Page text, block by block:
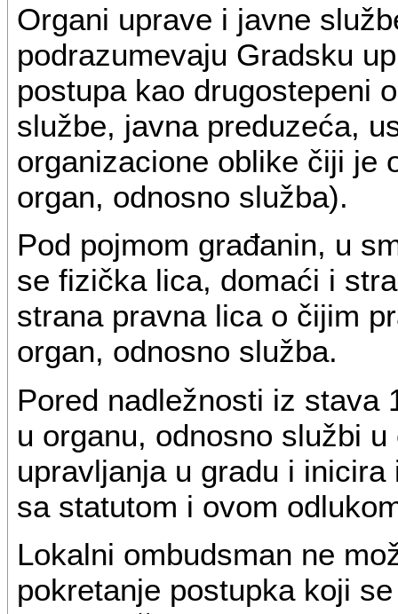
Organi uprave i javne
podrazumevaju Gradsku
postupa kao drugostepeni
službe, javna preduzeća,
organizacione oblike čiji je
organ, odnosno služba).
Pod pojmom građanin, u
se fizička lica, domaći i
strana pravna lica o čijim
organ, odnosno služba.
Pored nadležnosti iz stava
u organu, odnosno službi
upravljanja u gradu i
sa statutom i ovom
Lokalni ombudsman ne
pokretanje postupka koji